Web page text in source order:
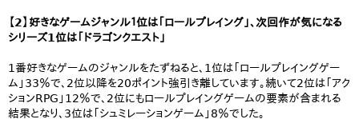
【2】好きなゲームジャンル１位は「ロールプレイング」、次回作が気になる
シリーズ1位は「ドラゴンクエスト」
1番好きなゲームのジャンルをたずねると、1位は「ロールプレイングゲー
ム」33％で、2位以降を20ポイント強引き離しています。続いて2位は「アク
ションRPG」12％で、2位にもロールプレイングゲームの要素が含まれる
結果となり、3位は「シュミレーションゲーム」8％でした。